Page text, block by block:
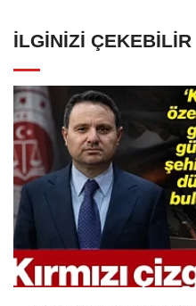
İLGINIZI ÇEKEBILIR